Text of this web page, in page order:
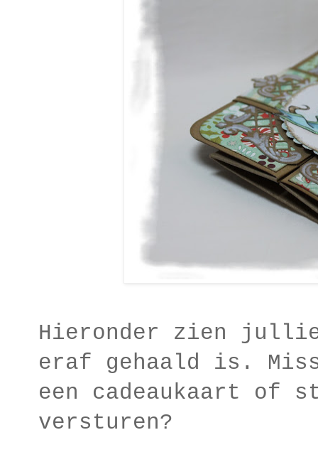
Hieronder zien
eraf gehaald is.
een cadeaukaart of
versturen?